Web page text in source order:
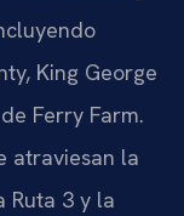
King George
Ferry Farm.
atraviesan la
Ruta 3 y la